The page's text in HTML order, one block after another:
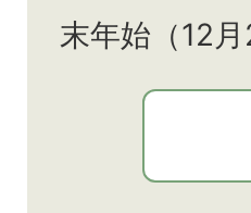
末年始（12